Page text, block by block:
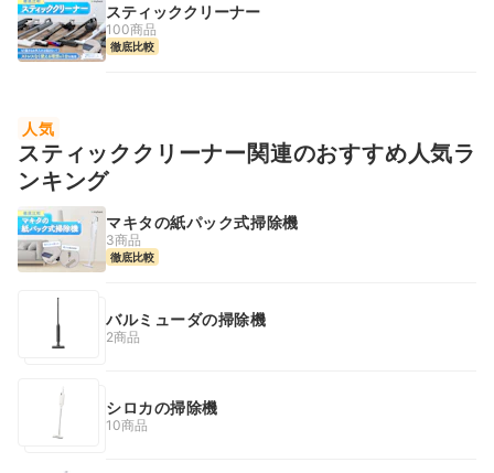
スティッククリーナー
100商品
徹底比較
人気
スティッククリーナー関連のおすすめ人気ラ
ンキング
マキタの紙パック式掃除機
3商品
徹底比較
バルミューダの掃除機
2商品
シロカの掃除機
10商品